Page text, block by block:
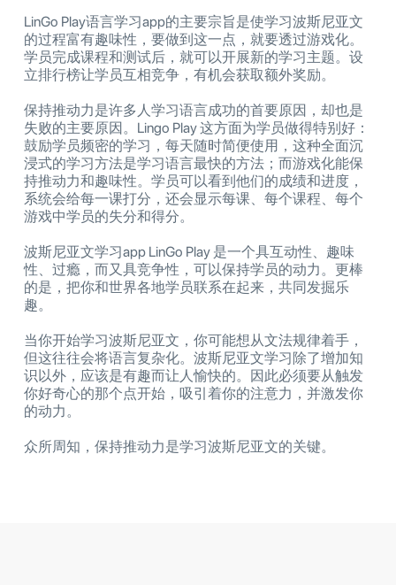
LinGo Play语言学习app的主要宗旨是使学习波斯尼亚文
的过程富有趣味性，要做到这一点，就要透过游戏化。
学员完成课程和测试后，就可以开展新的学习主题。设
立排行榜让学员互相竞争，有机会获取额外奖励。
保持推动力是许多人学习语言成功的首要原因，却也是
失败的主要原因。Lingo Play 这方面为学员做得特别好：
鼓励学员频密的学习，每天随时简便使用，这种全面沉
浸式的学习方法是学习语言最快的方法；而游戏化能保
持推动力和趣味性。学员可以看到他们的成绩和进度，
系统会给每一课打分，还会显示每课、每个课程、每个
游戏中学员的失分和得分。
波斯尼亚文学习app LinGo Play 是一个具互动性、趣味
性、过瘾，而又具竞争性，可以保持学员的动力。更棒
的是，把你和世界各地学员联系在起来，共同发掘乐
趣。
当你开始学习波斯尼亚文，你可能想从文法规律着手，
但这往往会将语言复杂化。波斯尼亚文学习除了增加知
识以外，应该是有趣而让人愉快的。因此必须要从触发
你好奇心的那个点开始，吸引着你的注意力，并激发你
的动力。
众所周知，保持推动力是学习波斯尼亚文的关键。